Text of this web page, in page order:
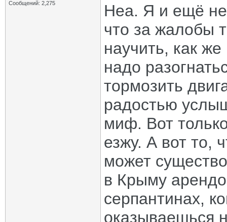
Сообщений: 2,275
Неа. Я и ещё
что за жалобы
научить, как
надо
тормозить
радостью
миф. Вот
езжу. А вот то,
может
в Крыму
серпантинах,
оказываешься